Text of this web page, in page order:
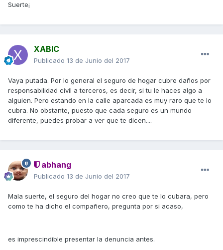
Suerte¡
XABIC
Publicado 13 de Junio del 2017
Vaya putada. Por lo general el seguro de hogar cubre daños por
responsabilidad civil a terceros, es decir, si tu le haces algo a
alguien. Pero estando en la calle aparcada es muy raro que te lo
cubra. No obstante, puesto que cada seguro es un mundo
diferente, puedes probar a ver que te dicen....
abhang
Publicado 13 de Junio del 2017
Mala suerte, el seguro del hogar no creo que te lo cubara, pero
como te ha dicho el compañero, pregunta por si acaso,
es imprescindible presentar la denuncia antes.